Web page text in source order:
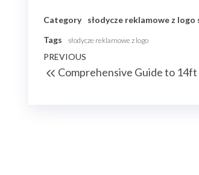
Category słodycze reklamowe z logo
Tags
słodycze reklamowe z logo
Nawigacja
wpisu
Previous
Post
PREVIOUS
Comprehensive Guide to 14ft